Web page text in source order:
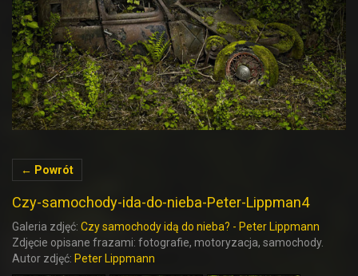
← Powrót
Czy-samochody-ida-do-nieba-Peter-Lippman4
Galeria zdjęć: Czy samochody idą do nieba? - Peter Lippmann
Zdjęcie opisane frazami: fotografie, motoryzacja, samochody.
Autor zdjęć: Peter Lippmann